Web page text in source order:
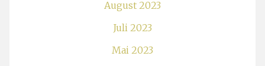
August 2023
Juli 2023
Mai 2023